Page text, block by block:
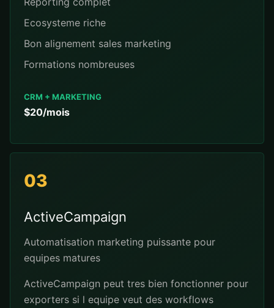
Ecosysteme riche
Bon alignement sales marketing
Formations nombreuses
CRM + MARKETING
$20/mois
03
ActiveCampaign
Automatisation marketing puissante pour
equipes matures
ActiveCampaign peut tres bien fonctionner pour
exporters si l equipe veut des workflows